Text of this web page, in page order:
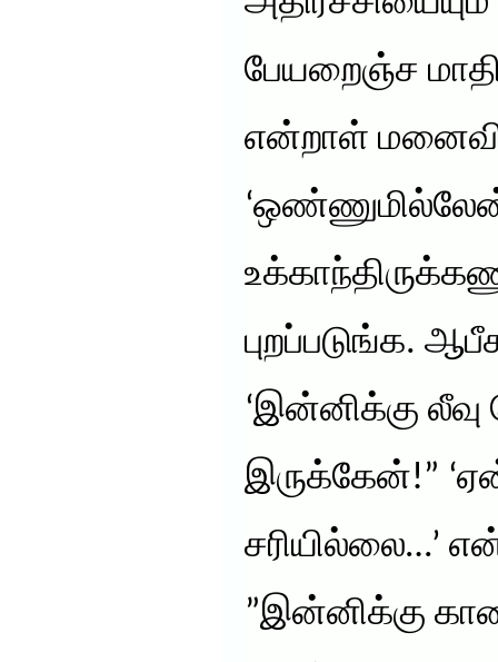
பேயறைஞ்ச
என்றாள்
புறப்படுங்க.
‘இன்னிக்கு
இருக்கேன்!”
சரியில்லை…’
”இன்னிக்கு